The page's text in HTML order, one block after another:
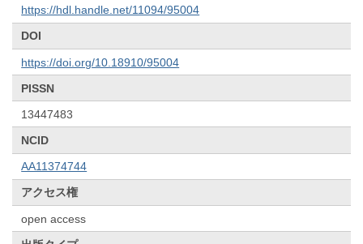
https://hdl.handle.net/11094/95004
DOI
https://doi.org/10.18910/95004
PISSN
13447483
NCID
AA11374744
アクセス権
open access